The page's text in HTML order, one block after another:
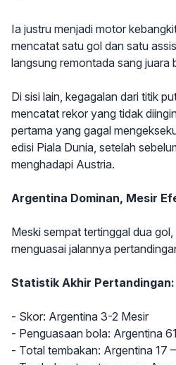
Ia justru menjadi motor
mencatat satu gol dan satu
langsung remontada sang juara
Di sisi lain, kegagalan dari titik
mencatat rekor yang tidak
pertama yang gagal
edisi Piala Dunia, setelah
menghadapi Austria.
Argentina Dominan, Mesir
Meski sempat tertinggal dua
menguasai jalannya
Statistik Akhir Pertandingan:
- Skor: Argentina 3-2 Mesir
- Penguasaan bola: Argentina
- Total tembakan: Argentina 17